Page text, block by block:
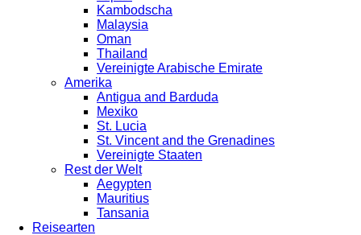
Kambodscha
Malaysia
Oman
Thailand
Vereinigte Arabische Emirate
Amerika
Antigua and Barduda
Mexiko
St. Lucia
St. Vincent and the Grenadines
Vereinigte Staaten
Rest der Welt
Aegypten
Mauritius
Tansania
Reisearten